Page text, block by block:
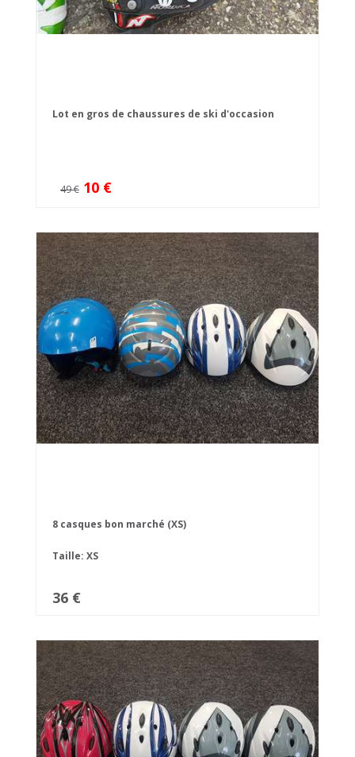
Lot en gros de chaussures de ski d'occasion
49 € 10 €
8 casques bon marché (XS)
Taille: XS
36 €